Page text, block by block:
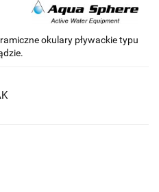
okulary pływackie typu